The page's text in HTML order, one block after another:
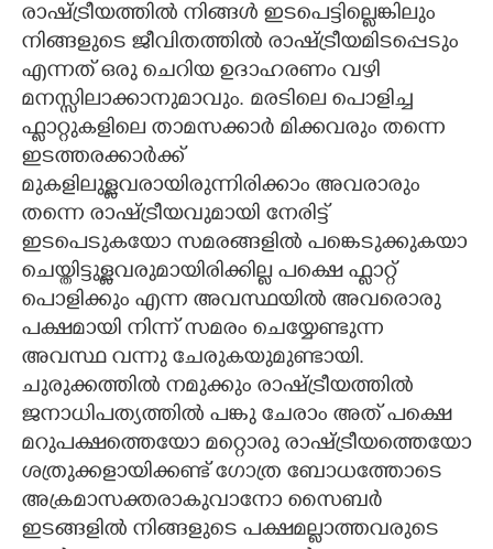
രാഷ്ട്രീയത്തിൽ നിങ്ങൾ ഇടപെട്ടില്ലെങ്കിലും
നിങ്ങളുടെ ജീവിതത്തിൽ രാഷ്ട്രീയമിടപ്പെടും
എന്നത് ഒരു ചെറിയ ഉദാഹരണം വഴി
മനസ്സിലാക്കാനുമാവും. മരടിലെ പൊളിച്ച
ഫ്ലാറ്റുകളിലെ താമസക്കാർ മിക്കവരും തന്നെ
ഇടത്തരക്കാർക്ക്
മുകളിലുള്ളവരായിരുന്നിരിക്കാം അവരാരും
തന്നെ രാഷ്ട്രീയവുമായി നേരിട്ട്
ഇടപെടുകയോ സമരങ്ങളിൽ പങ്കെടുക്കുകയാ
ചെയ്തിട്ടുള്ളവരുമായിരിക്കില്ല പക്ഷെ ഫ്ലാറ്റ്
പൊളിക്കും എന്ന അവസ്ഥയിൽ അവരൊരു
പക്ഷമായി നിന്ന് സമരം ചെയ്യേണ്ടുന്ന
അവസ്ഥ വന്നു ചേരുകയുമുണ്ടായി.
ചുരുക്കത്തിൽ നമുക്കും രാഷ്ട്രീയത്തിൽ
ജനാധിപത്യത്തിൽ പങ്കു ചേരാം അത് പക്ഷെ
മറുപക്ഷത്തെയോ മറ്റൊരു രാഷ്ട്രീയത്തെയോ
ശത്രുക്കളായിക്കണ്ട് ഗോത്ര ബോധത്തോടെ
അക്രമാസക്തരാകുവാനോ സൈബർ
ഇടങ്ങളിൽ നിങ്ങളുടെ പക്ഷമല്ലാത്തവരുടെ